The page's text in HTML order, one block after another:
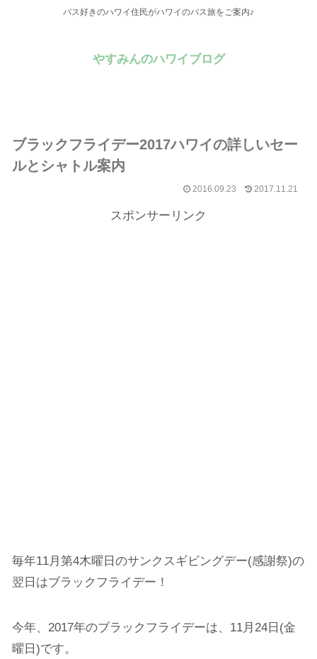
バス好きのハワイ住民がハワイのバス旅をご案内♪
やすみんのハワイブログ
ブラックフライデー2017ハワイの詳しいセー
ルとシャトル案内
2016.09.23 2017.11.21
スポンサーリンク
毎年11月第4木曜日のサンクスギビングデー(感謝祭)の
翌日はブラックフライデー！
今年、2017年のブラックフライデーは、11月24日(金
曜日)です。